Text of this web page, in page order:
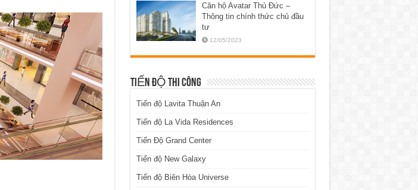
Căn hộ Avatar Thủ Đức –
Thông tin chính thức chủ đầu
tư
12/05/2023
TIẾN ĐỘ THI CÔNG
Tiến độ Lavita Thuận An
Tiến độ La Vida Residences
Tiến Độ Grand Center
Tiến độ New Galaxy
Tiến độ Biên Hòa Universe